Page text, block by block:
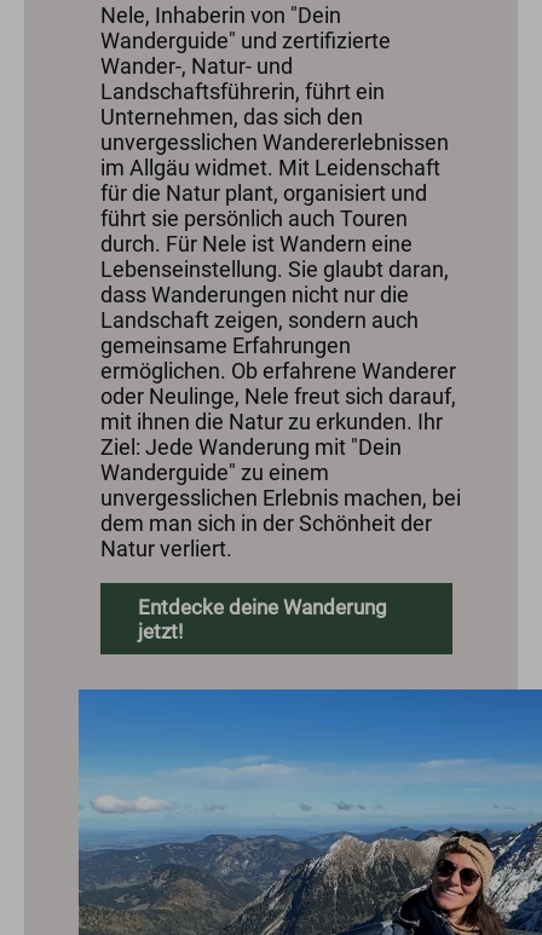
Nele, Inhaberin von "Dein
Wanderguide" und zertifizierte
Wander-, Natur- und
Landschaftsführerin, führt ein
Unternehmen, das sich den
unvergesslichen Wandererlebnissen
im Allgäu widmet. Mit Leidenschaft
für die Natur plant, organisiert und
führt sie persönlich auch Touren
durch. Für Nele ist Wandern eine
Lebenseinstellung. Sie glaubt daran,
dass Wanderungen nicht nur die
Landschaft zeigen, sondern auch
gemeinsame Erfahrungen
ermöglichen. Ob erfahrene Wanderer
oder Neulinge, Nele freut sich darauf,
mit ihnen die Natur zu erkunden. Ihr
Ziel: Jede Wanderung mit "Dein
Wanderguide" zu einem
unvergesslichen Erlebnis machen, bei
dem man sich in der Schönheit der
Natur verliert.
Entdecke deine Wanderung
jetzt!